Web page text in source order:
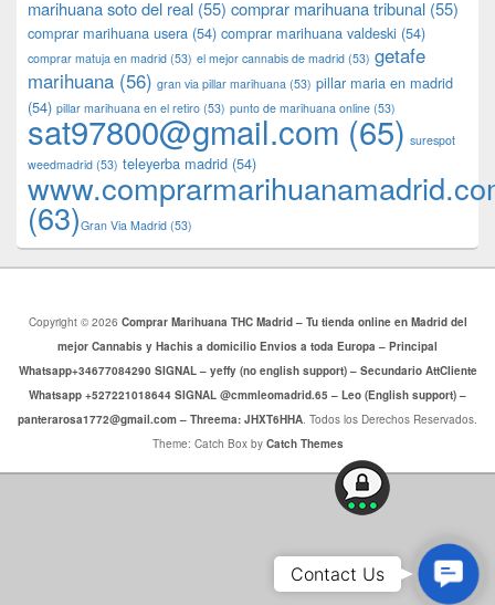
marihuana soto del real (55) comprar marihuana tribunal (55)
comprar marihuana usera (54) comprar marihuana valdeski (54)
comprar matuja en madrid (53) el mejor cannabis de madrid (53) getafe
marihuana (56) gran via pillar marihuana (53) pillar maria en madrid
(54) pillar marihuana en el retiro (53) punto de marihuana online (53)
sat97800@gmail.com (65) surespot
weedmadrid (53) teleyerba madrid (54)
(63)​​Gran Via Madrid (53)
Copyright © 2026 Comprar Marihuana THC Madrid – Tu tienda online en Madrid del
mejor Cannabis y Hachis a domicilio Envios a toda Europa – Principal
Whatsapp+34677084290 SIGNAL – yeffy (no english support) – Secundario AttCliente
Whatsapp +527221018644 SIGNAL @cmmleomadrid.65 – Leo (English support) –
panterarosa1772@gmail.com – Threema: JHXT6HHA. Todos los Derechos Reservados.
Theme: Catch Box by Catch Themes
Us
Contact Us